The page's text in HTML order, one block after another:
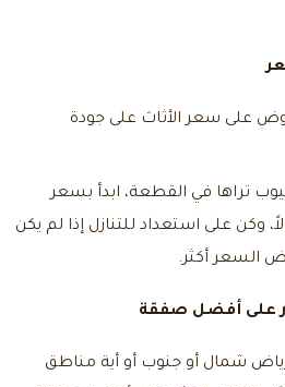
على سعر الأثاث على جودة
تراها في القطعة، ابدأ بسعر
على استعداد للتنازل إذا لم يكن
السعر أكثر.
شمال أو جنوب أو أية مناطق